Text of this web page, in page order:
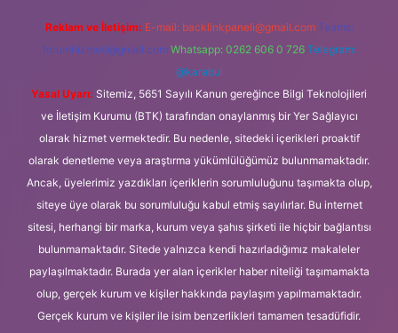
Reklam ve İletişim: E-mail: backlinkpaneli@gmail.com Teams:
forumhizmeti@gmail.com Whatsapp: 0262 606 0 726 Telegram:
@karabul
Yasal Uyarı: Sitemiz, 5651 Sayılı Kanun gereğince Bilgi Teknolojileri
ve İletişim Kurumu (BTK) tarafından onaylanmış bir Yer Sağlayıcı
olarak hizmet vermektedir. Bu nedenle, sitedeki içerikleri proaktif
olarak denetleme veya araştırma yükümlülüğümüz bulunmamaktadır.
Ancak, üyelerimiz yazdıkları içeriklerin sorumluluğunu taşımakta olup,
siteye üye olarak bu sorumluluğu kabul etmiş sayılırlar. Bu internet
sitesi, herhangi bir marka, kurum veya şahıs şirketi ile hiçbir bağlantısı
bulunmamaktadır. Sitede yalnızca kendi hazırladığımız makaleler
paylaşılmaktadır. Burada yer alan içerikler haber niteliği taşımamakta
olup, gerçek kurum ve kişiler hakkında paylaşım yapılmamaktadır.
Gerçek kurum ve kişiler ile isim benzerlikleri tamamen tesadüfidir.